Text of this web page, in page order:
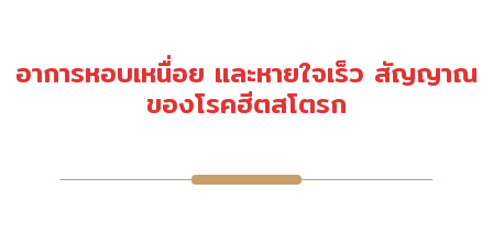
อาการหอบเหนื่อย และหายใจเร็ว สัญญาณ
ของโรคฮีตสโตรก